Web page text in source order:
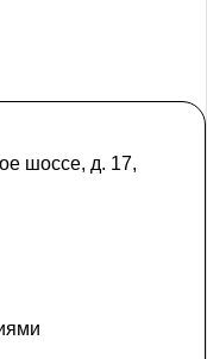
шоссе, д. 17,